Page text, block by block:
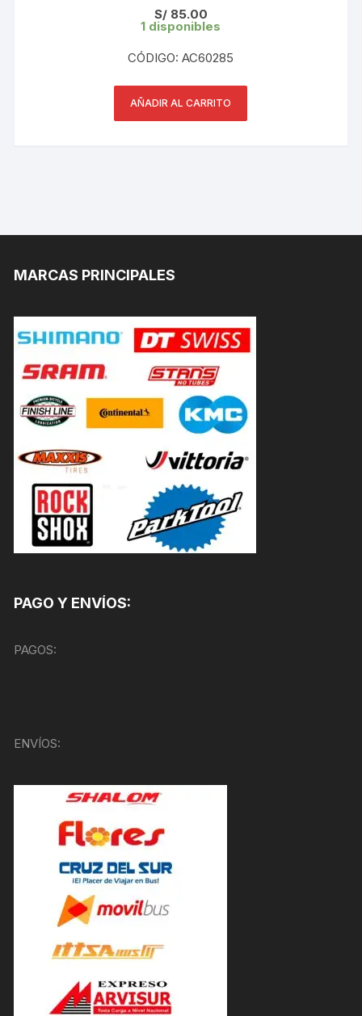
S/85.00
1 disponibles
CÓDIGO: AC60285
AÑADIR AL CARRITO
MARCAS PRINCIPALES
PAGO Y ENVÍOS:
PAGOS:
ENVÍOS: